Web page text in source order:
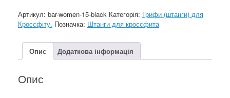
Артикул: bar-women-15-black Категорія: Грифи (штанги) для
Кроссфіту. Позначка: Штанги для кроссфита
Опис Додаткова інформація
Опис